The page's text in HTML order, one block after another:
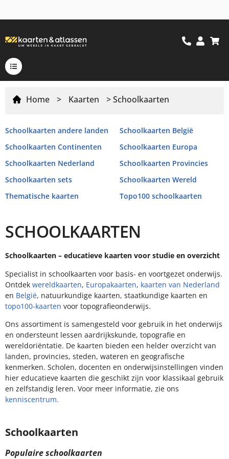
Home > Kaarten > Schoolkaarten
Schoolkaarten andere landen
Schoolkaarten België
Schoolkaarten Continenten
Schoolkaarten Europa
Schoolkaarten Nederland
Schoolkaarten Provincies
Schoolkaarten sets
Schoolkaarten Wereld
Thematische kaarten
Topo100 schoolkaarten
SCHOOLKAARTEN
Schoolkaarten – educatieve kaarten voor studie en overzicht
Specialist in schoolkaarten voor basis- en voortgezet onderwijs.
Ontdek wereldkaarten, Europakaarten, kaarten van Nederland
en België, natuurkundige kaarten, staatkundige kaarten en
topo100-kaarten voor topografieonderwijs.
Ons assortiment is samengesteld voor gebruik in het onderwijs
en ondersteunt lessen aardrijkskunde, topografie en
wereldoriëntatie. De kaarten bieden een helder overzicht van
landen, provincies, steden, wateren en geografische
kenmerken. Scholen, docenten en onderwijsinstellingen vinden
hier educatieve kaarten die geschikt zijn voor klassikaal gebruik
en zelfstandig leren. Voor meer informatie, zie ons
kenniscentrum.
Schoolkaarten
Populaire schoolkaarten